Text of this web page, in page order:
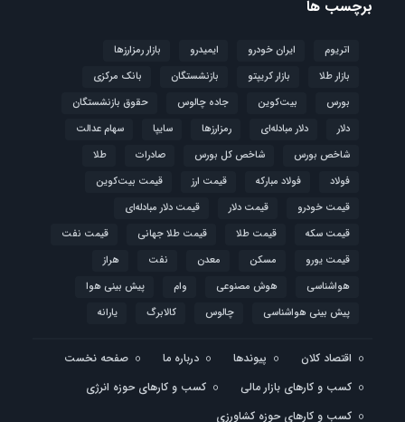
برچسب ها
اتریوم ایران خودرو ایمیدرو
بازار رمزارزها
بازار طلا
بازار کریپتو بازنشستگان
بانک مرکزی
بورس
بیت‌کوین جاده چالوس
حقوق بازنشستگان
دلار
دلار مبادله‌ای رمزارزها سایپا
سهام عدالت
شاخص بورس
شاخص کل بورس صادرات
طلا
فولاد
فولاد مبارکه قیمت ارز
قیمت بیت‌کوین
قیمت خودرو
قیمت دلار
قیمت دلار مبادله‌ای
قیمت سکه
قیمت طلا قیمت طلا جهانی
قیمت نفت
قیمت یورو
مسکن معدن نفت
هراز
هواشناسی
هوش مصنوعی وام
پیش بینی هوا
پیش بینی هواشناسی
چالوس کالابرگ یارانه
اقتصاد کلان پیوندها درباره ما
صفحه نخست
کسب و کارهای بازار مالی
کسب و کارهای حوزه انرژی
کسب و کارهای حوزه کشاورزی